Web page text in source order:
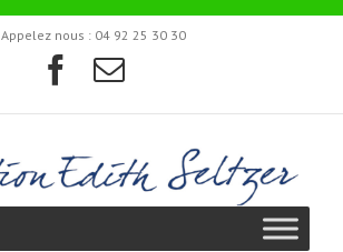
Appelez nous : 04 92 25 30 30